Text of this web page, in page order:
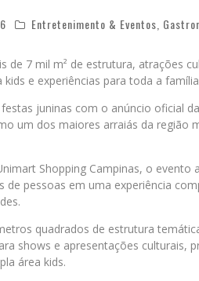
Entretenimento & Eventos
de 7 mil m² de estrutura, atrações
e experiências para toda a família
juninas com o anúncio oficial
um dos maiores arraiás da região
Shopping Campinas, o evento
pessoas em uma experiência
quadrados de estrutura
shows e apresentações culturais,
área kids.